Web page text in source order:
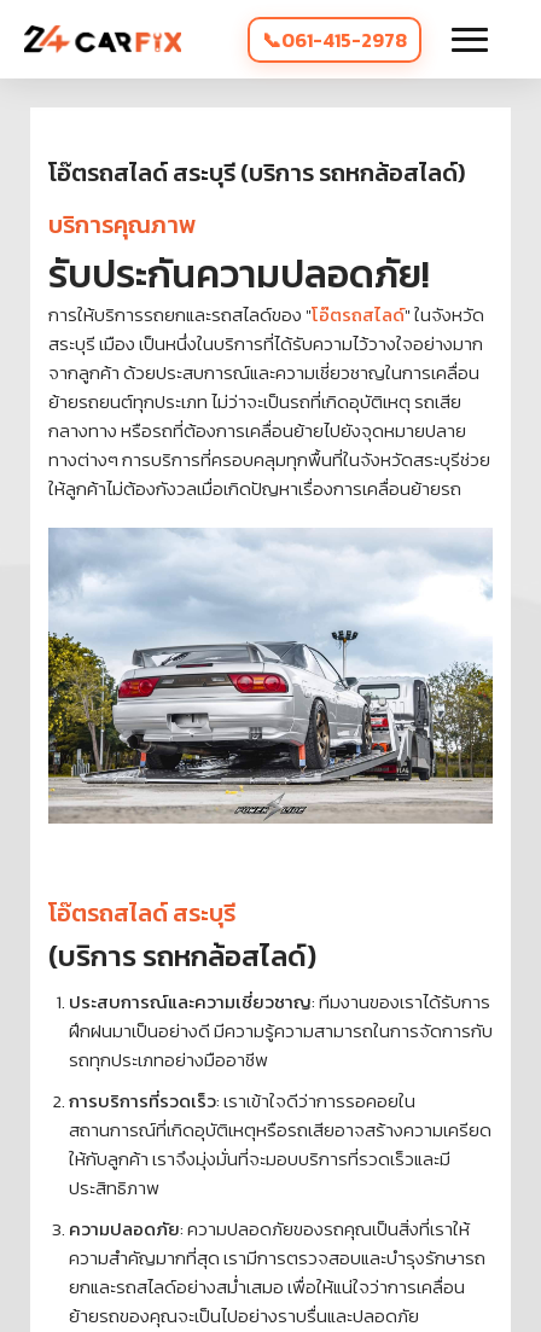
061-415-2978
โอ๊ตรถสไลด์ สระบุรี (บริการ รถหกล้อสไลด์)
บริการคุณภาพ
รับประกันความปลอดภัย!
การให้บริการรถยกและรถสไลด์ของ "โอ๊ตรถสไลด์" ในจังหวัด
สระบุรี เมือง เป็นหนึ่งในบริการที่ได้รับความไว้วางใจอย่างมาก
จากลูกค้า ด้วยประสบการณ์และความเชี่ยวชาญในการเคลื่อน
ย้ายรถยนต์ทุกประเภท ไม่ว่าจะเป็นรถที่เกิดอุบัติเหตุ รถเสีย
กลางทาง หรือรถที่ต้องการเคลื่อนย้ายไปยังจุดหมายปลาย
ทางต่างๆ การบริการที่ครอบคลุมทุกพื้นที่ในจังหวัดสระบุรีช่วย
ให้ลูกค้าไม่ต้องกังวลเมื่อเกิดปัญหาเรื่องการเคลื่อนย้ายรถ
โอ๊ตรถสไลด์ สระบุรี
(บริการ รถหกล้อสไลด์)
ประสบการณ์และความเชี่ยวชาญ: ทีมงานของเราได้รับการ
ฝึกฝนมาเป็นอย่างดี มีความรู้ความสามารถในการจัดการกับ
รถทุกประเภทอย่างมืออาชีพ
การบริการที่รวดเร็ว: เราเข้าใจดีว่าการรอคอยใน
สถานการณ์ที่เกิดอุบัติเหตุหรือรถเสียอาจสร้างความเครียด
ให้กับลูกค้า เราจึงมุ่งมั่นที่จะมอบบริการที่รวดเร็วและมี
ประสิทธิภาพ
ความปลอดภัย: ความปลอดภัยของรถคุณเป็นสิ่งที่เราให้
ความสำคัญมากที่สุด เรามีการตรวจสอบและบำรุงรักษารถ
ยกและรถสไลด์อย่างสม่ำเสมอ เพื่อให้แน่ใจว่าการเคลื่อน
ย้ายรถของคุณจะเป็นไปอย่างราบรื่นและปลอดภัย